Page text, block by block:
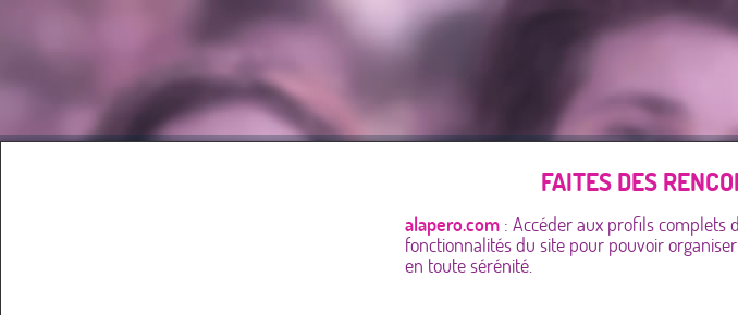
FAITES DES
alapero.com : Accéder aux profils complets
fonctionnalités du site pour pouvoir
en toute sérénité.